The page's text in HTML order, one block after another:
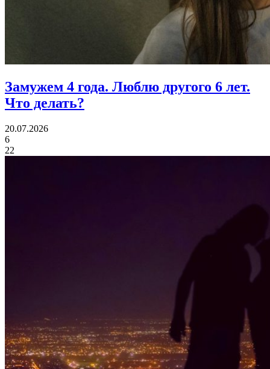
Замужем 4 года. Люблю другого 6 лет.
Что делать?
20.07.2026
6
22